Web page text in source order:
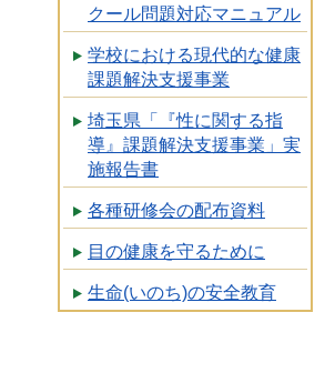
クール問題対応マニュアル
学校における現代的な健康
課題解決支援事業
埼玉県「『性に関する指
導』課題解決支援事業」実
施報告書
各種研修会の配布資料
目の健康を守るために
生命(いのち)の安全教育